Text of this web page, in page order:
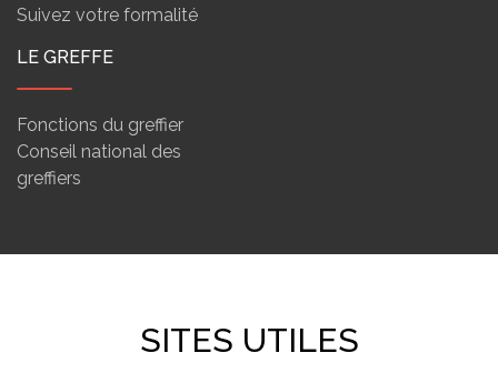
Suivez votre formalité
LE GREFFE
Fonctions du greffier
Conseil national des
greffiers
SITES UTILES